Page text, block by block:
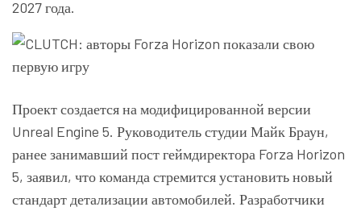
2027 года.
Проект создается на модифицированной версии
Unreal Engine 5. Руководитель студии Майк Браун,
ранее занимавший пост геймдиректора Forza Horizon
5, заявил, что команда стремится установить новый
стандарт детализации автомобилей. Разработчики